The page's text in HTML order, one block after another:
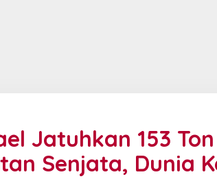
Jatuhkan 153
Senjata, Dunia